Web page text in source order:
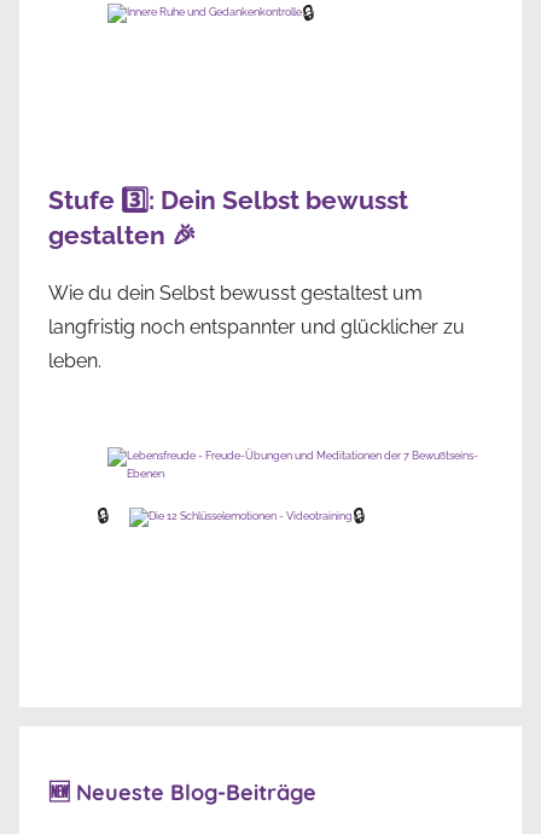
🔒
Stufe 3️⃣: Dein Selbst bewusst
gestalten 🎉
Wie du dein Selbst bewusst gestaltest um
langfristig noch entspannter und glücklicher zu
leben.
🔒 🔒
🆕 Neueste Blog-Beiträge